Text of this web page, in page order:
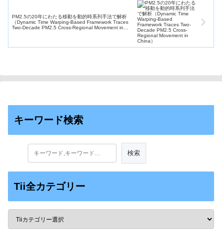
PM2.5の20年にわたる移動を動的時系列手法で解析
（Dynamic Time Warping-Based Framework Traces
Two-Decade PM2.5 Cross-Regional Movement in
キーワード検索
Tii全カテゴリー